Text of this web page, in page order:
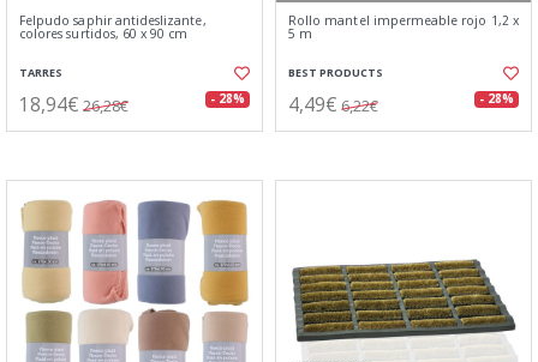
Felpudo saphir antideslizante,
colores surtidos, 60 x 90 cm
TARRES
18,94€ 26,28€ - 28%
Rollo mantel impermeable rojo 1,2 x
5 m
BEST PRODUCTS
4,49€ 6,22€ - 28%